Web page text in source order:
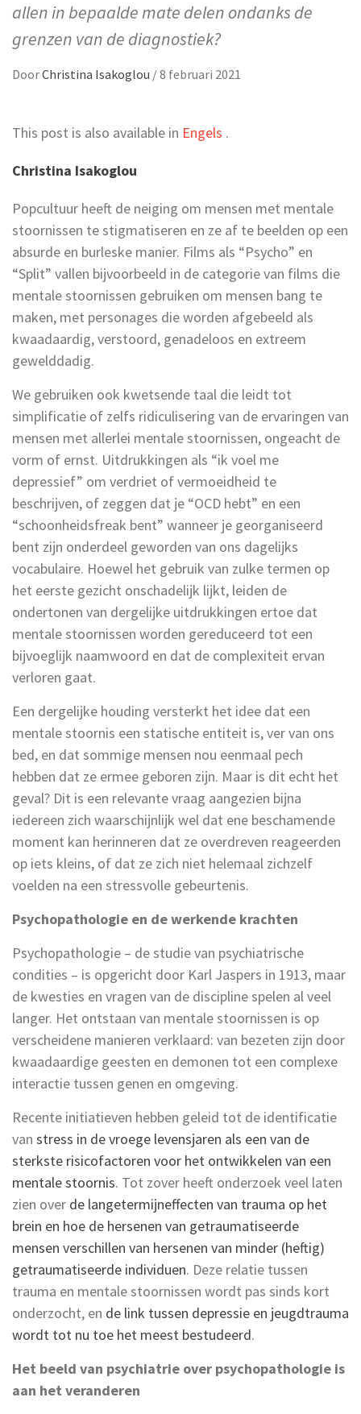
allen in bepaalde mate delen ondanks de
grenzen van de diagnostiek?
DoorChristina Isakoglou /8 februari 2021
This post is also available in Engels .
Christina Isakoglou
Popcultuur heeft de neiging om mensen met mentale
stoornissen te stigmatiseren en ze af te beelden op een
absurde en burleske manier. Films als “Psycho” en
“Split” vallen bijvoorbeeld in de categorie van films die
mentale stoornissen gebruiken om mensen bang te
maken, met personages die worden afgebeeld als
kwaadaardig, verstoord, genadeloos en extreem
gewelddadig.
We gebruiken ook kwetsende taal die leidt tot
simplificatie of zelfs ridiculisering van de ervaringen van
mensen met allerlei mentale stoornissen, ongeacht de
vorm of ernst. Uitdrukkingen als “ik voel me
depressief” om verdriet of vermoeidheid te
beschrijven, of zeggen dat je “OCD hebt” en een
“schoonheidsfreak bent” wanneer je georganiseerd
bent zijn onderdeel geworden van ons dagelijks
vocabulaire. Hoewel het gebruik van zulke termen op
het eerste gezicht onschadelijk lijkt, leiden de
ondertonen van dergelijke uitdrukkingen ertoe dat
mentale stoornissen worden gereduceerd tot een
bijvoeglijk naamwoord en dat de complexiteit ervan
verloren gaat.
Een dergelijke houding versterkt het idee dat een
mentale stoornis een statische entiteit is, ver van ons
bed, en dat sommige mensen nou eenmaal pech
hebben dat ze ermee geboren zijn. Maar is dit echt het
geval? Dit is een relevante vraag aangezien bijna
iedereen zich waarschijnlijk wel dat ene beschamende
moment kan herinneren dat ze overdreven reageerden
op iets kleins, of dat ze zich niet helemaal zichzelf
voelden na een stressvolle gebeurtenis.
Psychopathologie en de werkende krachten
Psychopathologie – de studie van psychiatrische
condities – is opgericht door Karl Jaspers in 1913, maar
de kwesties en vragen van de discipline spelen al veel
langer. Het ontstaan van mentale stoornissen is op
verscheidene manieren verklaard: van bezeten zijn door
kwaadaardige geesten en demonen tot een complexe
interactie tussen genen en omgeving.
Recente initiatieven hebben geleid tot de identificatie
van stress in de vroege levensjaren als een van de
sterkste risicofactoren voor het ontwikkelen van een
mentale stoornis. Tot zover heeft onderzoek veel laten
zien over de langetermijneffecten van trauma op het
brein en hoe de hersenen van getraumatiseerde
mensen verschillen van hersenen van minder (heftig)
getraumatiseerde individuen. Deze relatie tussen
trauma en mentale stoornissen wordt pas sinds kort
onderzocht, en de link tussen depressie en jeugdtrauma
wordt tot nu toe het meest bestudeerd.
Het beeld van psychiatrie over psychopathologie is
aan het veranderen